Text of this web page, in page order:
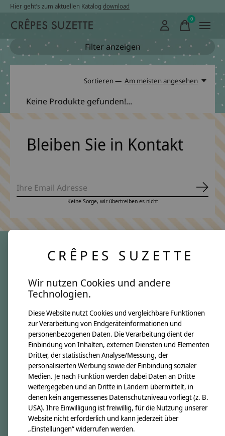
Hier geht’s zum aktuellen Katalog download
0items
Filter anzeigen
Sortieren — Am meisten angesehen
Keine Produkte gefunden!...
Bleiben Sie in Kontakt
Keine Sorge, wir übertreiben es nicht
Über uns
Unsere Creppies
Nähkästchen
Unsere Stoffe
Impressum
Informationen
Kontakt
Versandkosten & Rücksendungen
Zahlungsarten
CRÊPES SUZETTE
Wir nutzen Cookies und andere
Technologien.
Diese Website nutzt Cookies und vergleichbare Funktionen
zur Verarbeitung von Endgeräteinformationen und
personenbezogenen Daten. Die Verarbeitung dient der
Einbindung von Inhalten, externen Diensten und Elementen
Dritter, der statistischen Analyse/Messung, der
personalisierten Werbung sowie der Einbindung sozialer
Medien. Je nach Funktion werden dabei Daten an Dritte
weitergegeben und an Dritte in Ländern übermittelt, in
denen kein angemessenes Datenschutzniveau vorliegt (z. B.
USA). Ihre Einwilligung ist freiwillig, für die Nutzung unserer
Website nicht erforderlich und kann jederzeit über
„Einstellungen“ widerrufen werden.